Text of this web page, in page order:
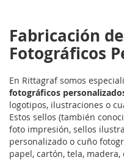
Fabricación
Fotográficos
En Rittagraf somos
fotográficos
logotipos, ilustraciones o
Estos sellos (también
foto impresión, sellos
personalizado o cuño
papel, cartón, tela,